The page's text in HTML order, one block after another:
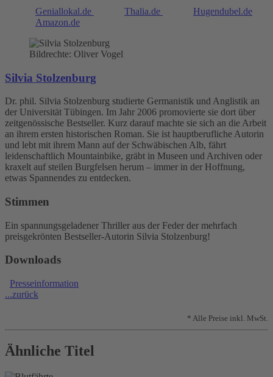
Geniallokal.de Thalia.de
Hugendubel.de
Amazon.de
Bildrechte: Oliver Vogel
Silvia Stolzenburg
Dr. phil. Silvia Stolzenburg studierte Germanistik und Anglistik an
der Universität Tübingen. Im Jahr 2006 promovierte sie dort über
zeitgenössische Bestseller. Kurz darauf machte sie sich an die Arbeit
an ihrem ersten historischen Roman. Sie ist hauptberufliche Autorin
und lebt mit ihrem Mann auf der Schwäbischen Alb, fährt
leidenschaftlich Mountainbike, gräbt in Museen und Archiven oder
kraxelt auf steilen Burgfelsen herum – immer in der Hoffnung,
etwas Spannendes zu entdecken.
Stimmen
Ein spannungsgeladener Thriller aus der Feder der mehrfach
preisgekrönten Bestseller-Autorin Silvia Stolzenburg!
Downloads
Presseinformation
...zurück
* Alle Preise inkl. MwSt.
Ähnliche Titel